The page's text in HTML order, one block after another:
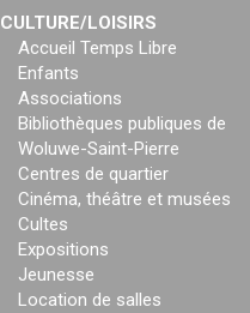
CULTURE/LOISIRS
Accueil Temps Libre
Enfants
Associations
Bibliothèques publiques de
Woluwe-Saint-Pierre
Centres de quartier
Cinéma, théâtre et musées
Cultes
Expositions
Jeunesse
Location de salles